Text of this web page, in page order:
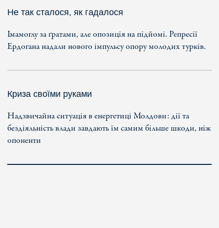
Не так сталося, як гадалося
Імамоглу за ґратами, але опозиція на підйомі. Репресії
Ердогана надали нового імпульсу опору молодих турків.
Криза своїми руками
Надзвичайна ситуація в енергетиці Молдови: дії та
бездіяльність влади завдають їм самим більше шкоди, ніж
опоненти